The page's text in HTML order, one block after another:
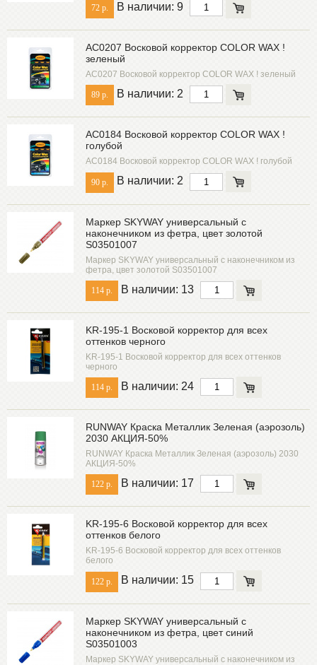
72 р. В наличии: 9
AC0207 Восковой корректор COLOR WAX !
зеленый
AC0207 Восковой корректор COLOR WAX ! зеленый
89 р. В наличии: 2
AC0184 Восковой корректор COLOR WAX !
голубой
AC0184 Восковой корректор COLOR WAX ! голубой
90 р. В наличии: 2
Маркер SKYWAY универсальный с
наконечником из фетра, цвет золотой
S03501007
Маркер SKYWAY универсальный с наконечником из
фетра, цвет золотой S03501007
114 р. В наличии: 13
KR-195-1 Восковой корректор для всех
оттенков черного
KR-195-1 Восковой корректор для всех оттенков
черного
114 р. В наличии: 24
RUNWAY Краска Металлик Зеленая (аэрозоль)
2030 АКЦИЯ-50%
RUNWAY Краска Металлик Зеленая (аэрозоль) 2030
АКЦИЯ-50%
122 р. В наличии: 17
KR-195-6 Восковой корректор для всех
оттенков белого
KR-195-6 Восковой корректор для всех оттенков
белого
122 р. В наличии: 15
Маркер SKYWAY универсальный с
наконечником из фетра, цвет синий
S03501003
Маркер SKYWAY универсальный с наконечником из